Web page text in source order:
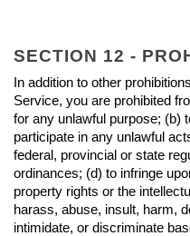
SECTION 12 -
In addition to other
Service, you are prohibited
for any unlawful purpose; (b)
participate in any unlawful
federal, provincial or state
ordinances; (d) to infringe
property rights or the
harass, abuse, insult, harm,
intimidate, or discriminate